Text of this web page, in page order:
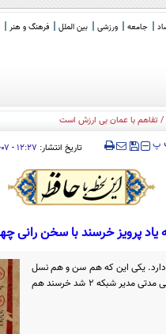
جامعه ورزشی بین الملل فرهنگ و هنر
پ تاریخ انتشار: ۱۲:۲۷ - ۰۷-۰۳-۱۴۰۵
یاد پرویز خرسند با سخن رانی
دارد. یکی این که هم سن و هم نسل
اوست و دیگر این که اوایل انقلاب و در سال ۵۸ که کیمیایی مدتی مدیر شبکه ۲ شد خرسند هم